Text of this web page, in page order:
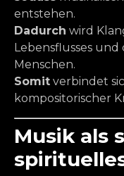
entstehen.
Dadurch wird
Lebensflusses
Menschen.
Somit verbindet
kompositorischer
Musik als